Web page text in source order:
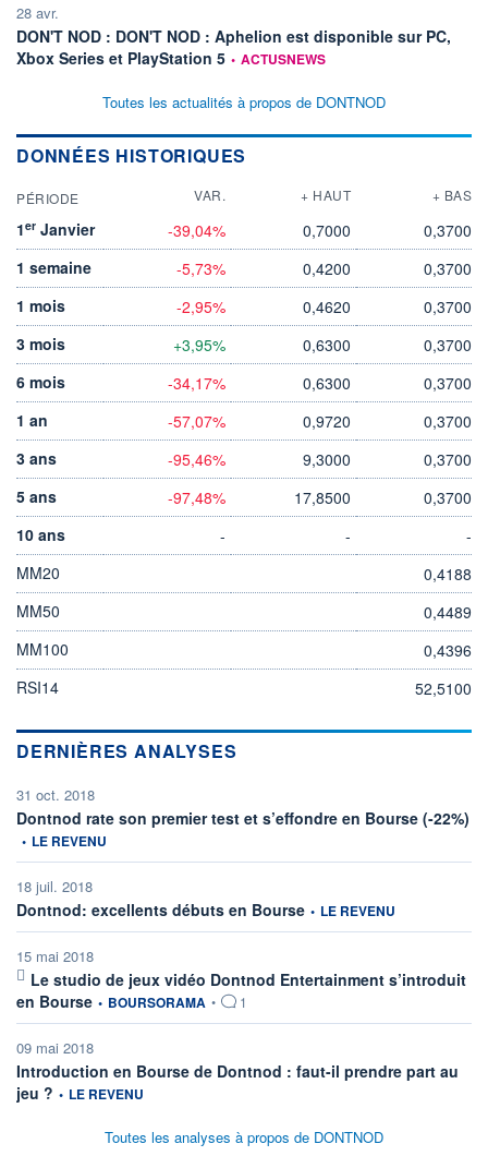
28 avr.
DON'T NOD : DON'T NOD : Aphelion est disponible sur PC,
Xbox Series et PlayStation 5 information fournie par
• ACTUSNEWS
Toutes les actualités à propos de DONTNOD
DONNÉES HISTORIQUES
PÉRIODE VAR. + HAUT + BAS
1er Janvier -39,04% 0,7000
0,3700
1 semaine
-5,73% 0,4200
0,3700
1 mois
-2,95% 0,4620
0,3700
3 mois
+3,95% 0,6300
0,3700
6 mois
-34,17% 0,6300
0,3700
1 an
-57,07% 0,9720
0,3700
3 ans
-95,46% 9,3000
0,3700
5 ans
-97,48% 17,8500
0,3700
10 ans
- -
-
MM20
0,4188
MM50
0,4489
MM100
0,4396
RSI14
52,5100
DERNIÈRES ANALYSES
31 oct. 2018
Dontnod rate son premier test et s’effondre en Bourse (-22%)
• LE REVENU
18 juil. 2018
Dontnod: excellents débuts en Bourse information fournie par
• LE REVENU
15 mai 2018
Le studio de jeux vidéo Dontnod Entertainment s’introduit
en Bourse information fournie par
• BOURSORAMA • 1
09 mai 2018
Introduction en Bourse de Dontnod : faut-il prendre part au
jeu ? information fournie par
• LE REVENU
Toutes les analyses à propos de DONTNOD